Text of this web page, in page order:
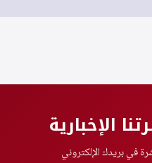
الإخبارية
في بريدك الإلكتروني